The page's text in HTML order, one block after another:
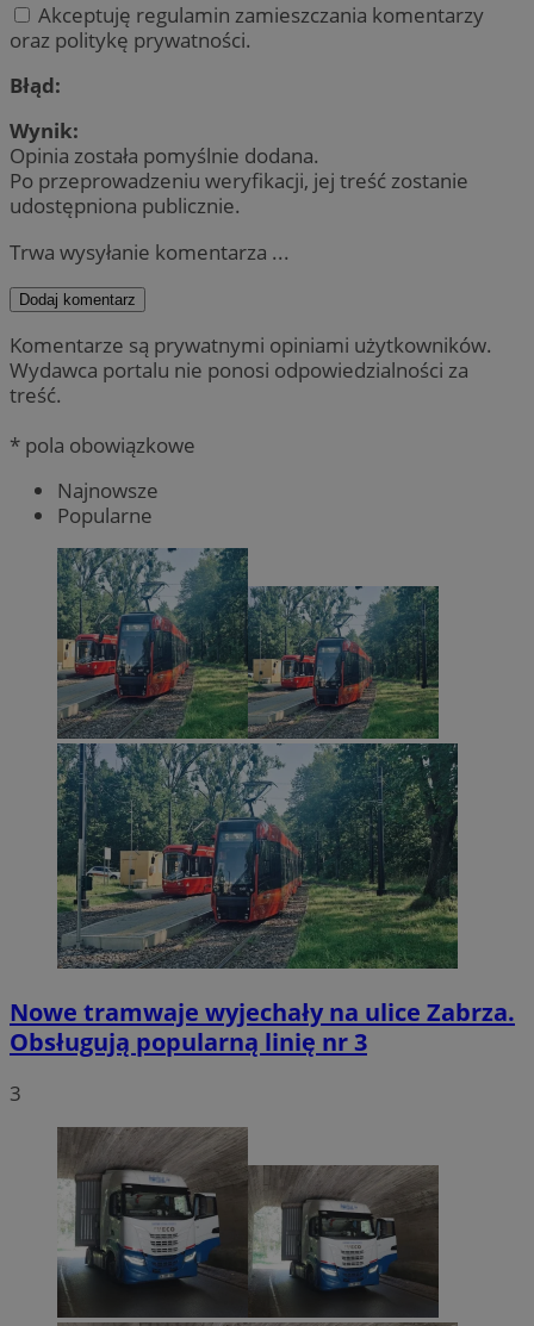
Akceptuję regulamin zamieszczania komentarzy
oraz politykę prywatności.
Błąd:
Wynik:
Opinia została pomyślnie dodana.
Po przeprowadzeniu weryfikacji, jej treść zostanie
udostępniona publicznie.
Trwa wysyłanie komentarza ...
Dodaj komentarz
Komentarze są prywatnymi opiniami użytkowników.
Wydawca portalu nie ponosi odpowiedzialności za
treść.
* pola obowiązkowe
Najnowsze
Popularne
Nowe tramwaje wyjechały na ulice Zabrza.
Obsługują popularną linię nr 3
3